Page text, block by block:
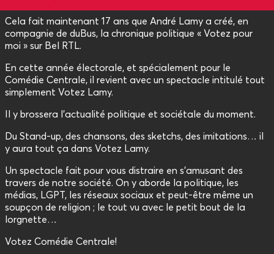
Cela fait maintenant 17 ans que André Lamy a créé, en
compagnie de duBus, la chronique politique « Votez pour
moi » sur Bel RTL.
En cette année électorale, et spécialement pour le
Comédie Centrale, il revient avec un spectacle intitulé tout
simplement Votez Lamy.
Il y brossera l’actualité politique et sociétale du moment.
Du Stand-up, des chansons, des sketchs, des imitations… il
y aura tout ça dans Votez Lamy.
Un spectacle fait pour vous distraire en s’amusant des
travers de notre société. On y aborde la politique, les
médias, LGPT, les réseaux sociaux et peut-être même un
soupçon de religion ; le tout vu avec le petit bout de la
lorgnette…
Votez Comédie Centrale!